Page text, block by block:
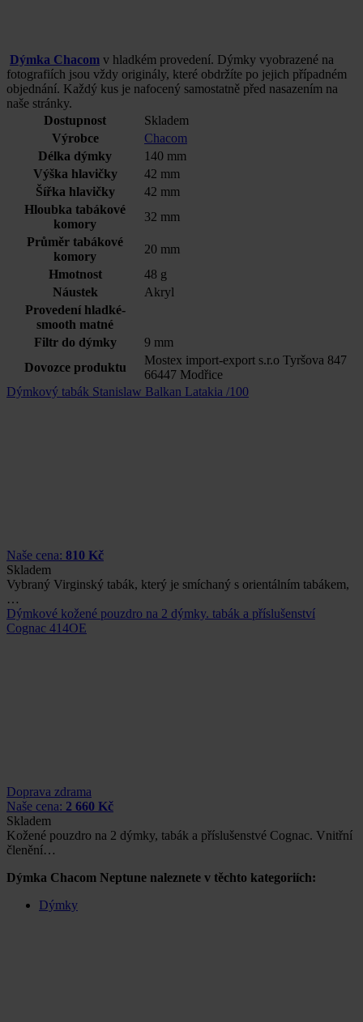
Dýmka Chacom v hladkém provedení. Dýmky vyobrazené na
fotografiích jsou vždy originály, které obdržíte po jejich případném
objednání. Každý kus je nafocený samostatně před nasazením na
naše stránky.
Dostupnost
Skladem
Výrobce
Chacom
Délka dýmky
140 mm
Výška hlavičky
42 mm
Šířka hlavičky
42 mm
Hloubka tabákové
komory
32 mm
Průměr tabákové
komory
20 mm
Hmotnost
48 g
Náustek
Akryl
Provedení hladké-
smooth matné
Filtr do dýmky
9 mm
Dovozce produktu
Mostex import-export s.r.o Tyršova 847
66447 Modřice
Dýmkový tabák Stanislaw Balkan Latakia /100
Naše cena: 810 Kč
Skladem
Vybraný Virginský tabák, který je smíchaný s orientálním tabákem,
…
Dýmkové kožené pouzdro na 2 dýmky. tabák a příslušenství
Cognac 414OE
Doprava zdrama
Naše cena: 2 660 Kč
Skladem
Kožené pouzdro na 2 dýmky, tabák a příslušenstvé Cognac. Vnitřní
členění…
Dýmka Chacom Neptune naleznete v těchto kategoriích:
Dýmky